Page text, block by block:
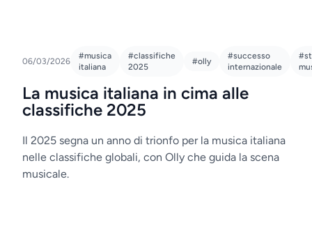
06/03/2026
#musica
italiana
#classifiche
2025
#olly
#successo
internazionale
La musica italiana in cima alle
classifiche 2025
Il 2025 segna un anno di trionfo per la musica italiana
nelle classifiche globali, con Olly che guida la scena
musicale.